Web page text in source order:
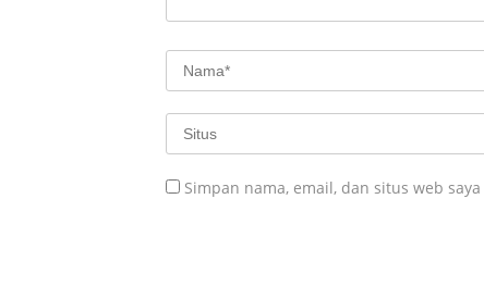
Simpan nama, email, dan situs web